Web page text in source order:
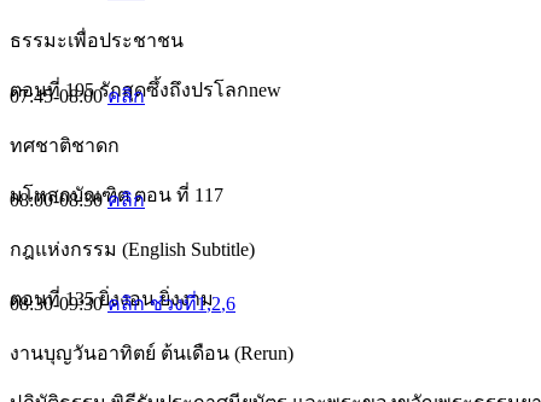
ธรรมะเพื่อประชาชน
ตอนที่ 195 รักสุดซึ้งถึงปรโลกnew
07:45-08:00คลิก
ทศชาติชาดก
มโหสถบัณฑิต ตอน ที่ 117
08:00-08:30คลิก
กฎแห่งกรรม (English Subtitle)
ตอนที่ 135 ยิ่งงอน ยิ่งงาม
08:30-09:30คลิก ช่วงที่1,2,6
งานบุญวันอาทิตย์ ต้นเดือน (Rerun)